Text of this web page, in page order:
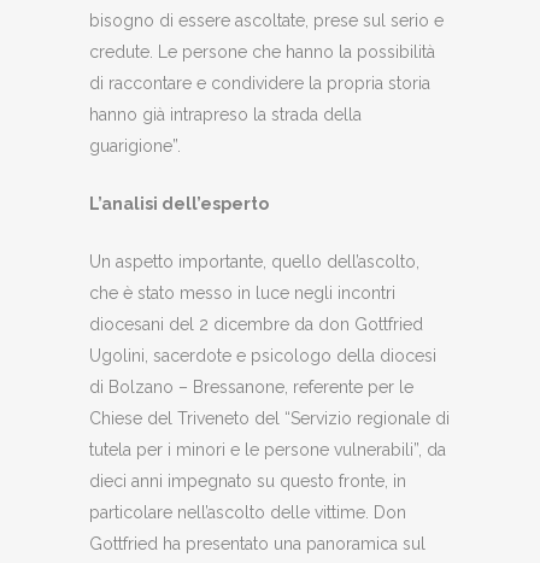
bisogno di essere ascoltate, prese sul serio e
credute. Le persone che hanno la possibilità
di raccontare e condividere la propria storia
hanno già intrapreso la strada della
guarigione”.
L’analisi dell’esperto
Un aspetto importante, quello dell’ascolto,
che è stato messo in luce negli incontri
diocesani del 2 dicembre da don Gottfried
Ugolini, sacerdote e psicologo della diocesi
di Bolzano – Bressanone, referente per le
Chiese del Triveneto del “Servizio regionale di
tutela per i minori e le persone vulnerabili”, da
dieci anni impegnato su questo fronte, in
particolare nell’ascolto delle vittime. Don
Gottfried ha presentato una panoramica sul